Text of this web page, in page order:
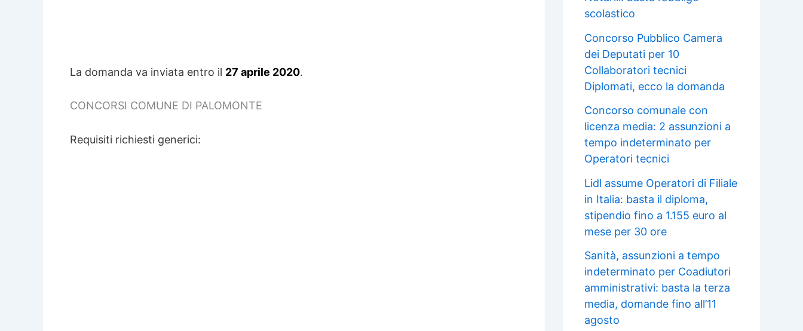
La domanda va inviata entro il 27 aprile 2020.
CONCORSI COMUNE DI PALOMONTE
Requisiti richiesti generici:
scolastico
Concorso Pubblico Camera
dei Deputati per 10
Collaboratori tecnici
Diplomati, ecco la domanda
Concorso comunale con
licenza media: 2 assunzioni a
tempo indeterminato per
Operatori tecnici
Lidl assume Operatori di Filiale
in Italia: basta il diploma,
stipendio fino a 1.155 euro al
mese per 30 ore
Sanità, assunzioni a tempo
indeterminato per Coadiutori
amministrativi: basta la terza
media, domande fino all’11
agosto